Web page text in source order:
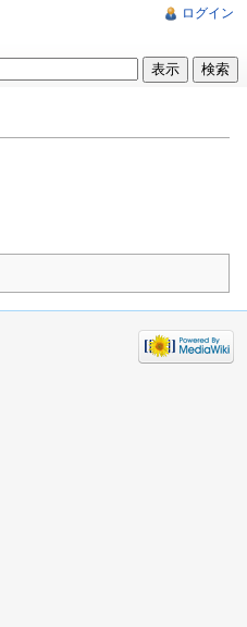
ログイン